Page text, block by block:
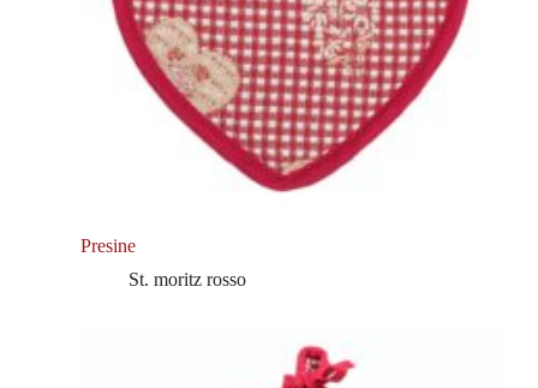
Presine
St. moritz rosso